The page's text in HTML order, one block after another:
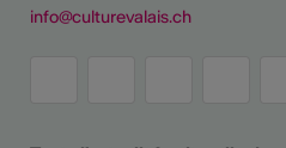
info@culturevalais.ch